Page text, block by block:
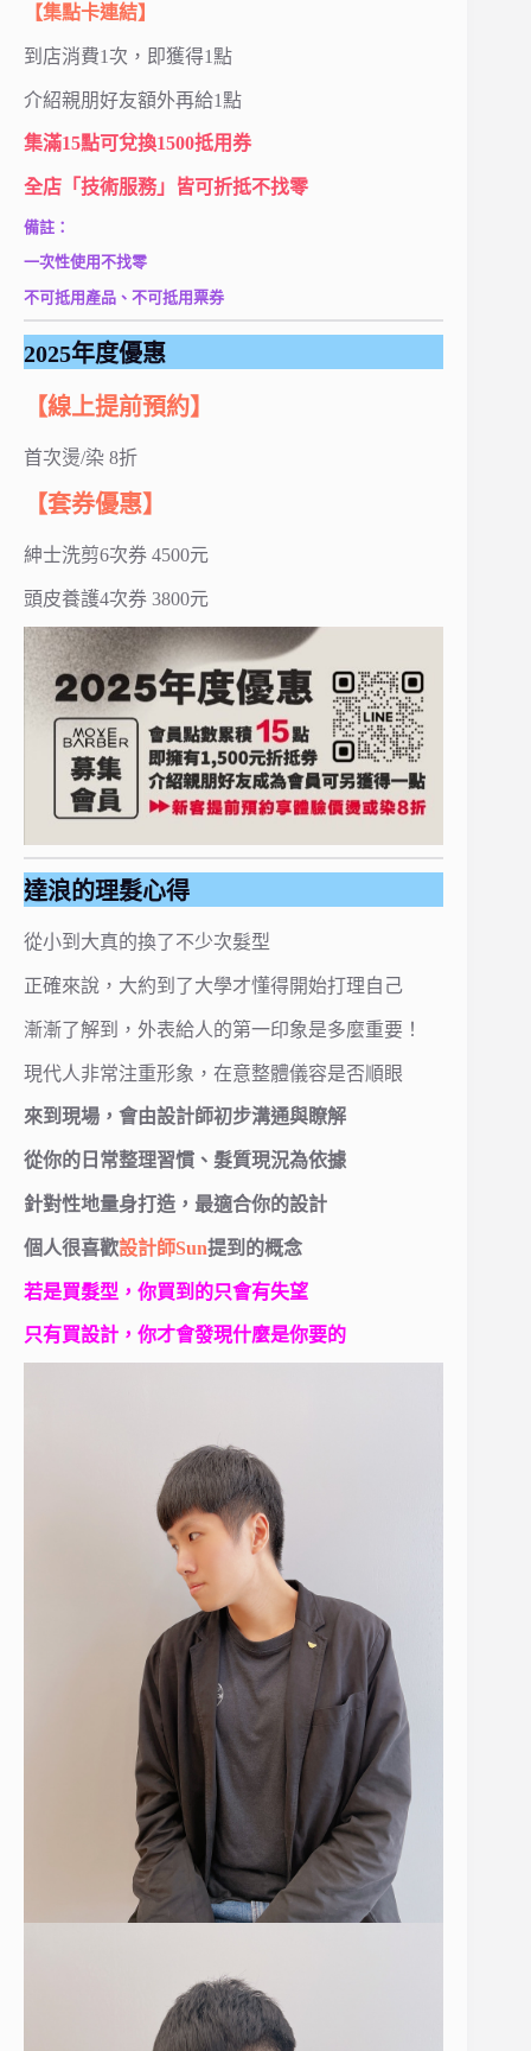
【集點卡連結】
到店消費1次，即獲得1點
介紹親朋好友額外再給1點
集滿15點可兌換1500抵用券
全店「技術服務」皆可折抵不找零
備註：
一次性使用不找零
不可抵用產品、不可抵用票券
2025年度優惠
【線上提前預約】
首次燙/染 8折
【套券優惠】
紳士洗剪6次券 4500元
頭皮養護4次券 3800元
達浪的理髮心得
從小到大真的換了不少次髮型
正確來說，大約到了大學才懂得開始打理自己
漸漸了解到，外表給人的第一印象是多麼重要！
現代人非常注重形象，在意整體儀容是否順眼
來到現場，會由設計師初步溝通與瞭解
從你的日常整理習慣、髮質現況為依據
針對性地量身打造，最適合你的設計
個人很喜歡設計師Sun提到的概念
若是買髮型，你買到的只會有失望
只有買設計，你才會發現什麼是你要的